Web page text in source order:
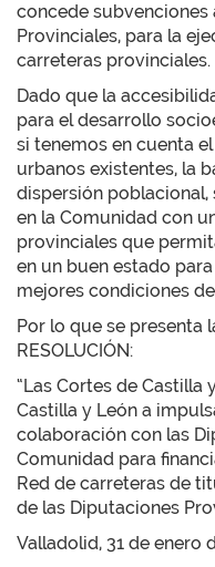
concede
Provinciales, para la
carreteras provinciales.
Dado que la
para el desarrollo
si tenemos en cuenta
urbanos existentes, la
dispersión
en la Comunidad con
provinciales que
en un buen estado
mejores condiciones
Por lo que se presenta
RESOLUCIÓN:
“Las Cortes de Castilla
Castilla y León a
colaboración con las
Comunidad para
Red de carreteras de
de las Diputaciones
Valladolid, 31 de enero